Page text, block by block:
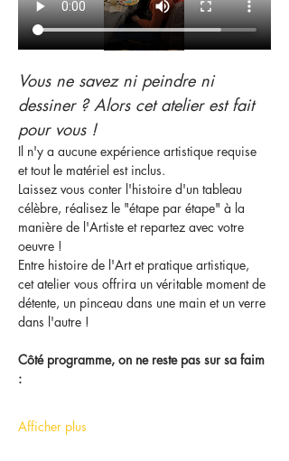
Vous ne savez ni peindre ni
dessiner ? Alors cet atelier est fait
pour vous !
Il n'y a aucune expérience artistique requise
et tout le matériel est inclus.
Laissez vous conter l'histoire d'un tableau
célèbre, réalisez le "étape par étape" à la
manière de l'Artiste et repartez avec votre
oeuvre !
Entre histoire de l'Art et pratique artistique,
cet atelier vous offrira un véritable moment de
détente, un pinceau dans une main et un verre
dans l'autre !
Côté programme, on ne reste pas sur sa faim
:
Afficher plus